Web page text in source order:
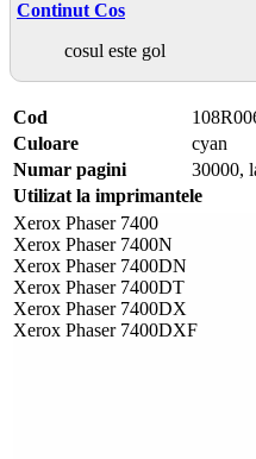
Continut Cos
cosul este gol
Cod
Culoare
cyan
Numar pagini
30000,
Utilizat la imprimantele
Xerox Phaser 7400
Xerox Phaser 7400N
Xerox Phaser 7400DN
Xerox Phaser 7400DT
Xerox Phaser 7400DX
Xerox Phaser 7400DXF